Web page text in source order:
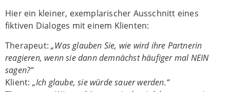
Hier ein kleiner, exemplarischer Ausschnitt eines
fiktiven Dialoges mit einem Klienten:
Therapeut:„Was glauben Sie, wie wird ihre Partnerin
reagieren, wenn sie dann demnächst häufiger mal NEIN
sagen?“
Klient:„Ich glaube, sie würde sauer werden.“